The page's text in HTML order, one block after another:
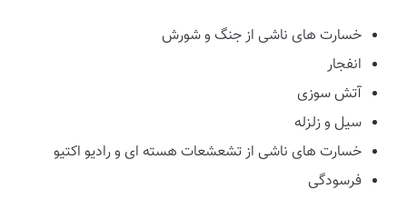
خسارت های ناشی از جنگ و شورش
انفجار
آتش سوزی
سیل و زلزله
خسارت های ناشی از تشعشعات هسته ای و رادیو اکتیو
فرسودگی